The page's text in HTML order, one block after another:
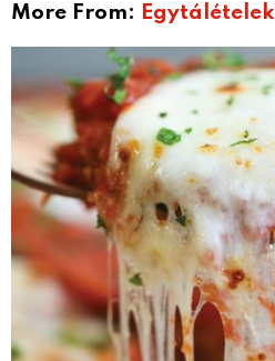
More From: Egytálételek